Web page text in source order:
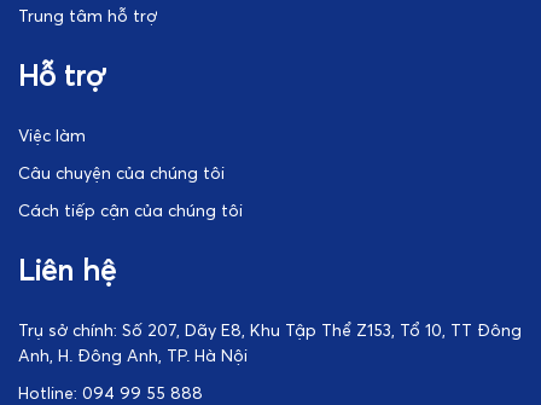
Trung tâm hỗ trợ
Hỗ trợ
Việc làm
Câu chuyện của chúng tôi
Cách tiếp cận của chúng tôi
Liên hệ
Trụ sở chính: Số 207, Dãy E8, Khu Tập Thể Z153, Tổ 10, TT Đông
Anh, H. Đông Anh, TP. Hà Nội
Hotline: 094 99 55 888